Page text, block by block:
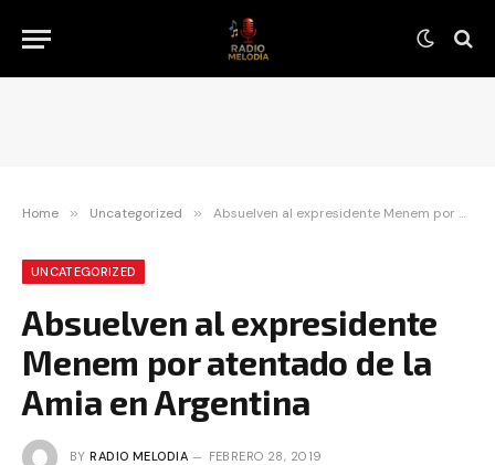
Home » Uncategorized » Absuelven al expresidente Menem por atentado de la Amia en Argentina
UNCATEGORIZED
Absuelven al expresidente
Menem por atentado de la
Amia en Argentina
BY RADIO MELODIA FEBRERO 28, 2019